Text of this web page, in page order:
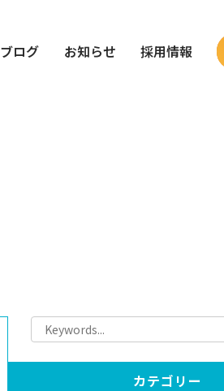
ブログ お知らせ 採用情報
カテゴリー